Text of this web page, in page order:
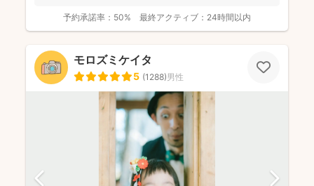
予約承諾率： 50% 最終アクティブ： 24時間以内
モロズミケイタ
5 (1288)男性